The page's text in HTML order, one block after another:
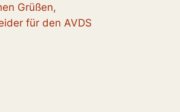
Grüßen,
für den AVDS